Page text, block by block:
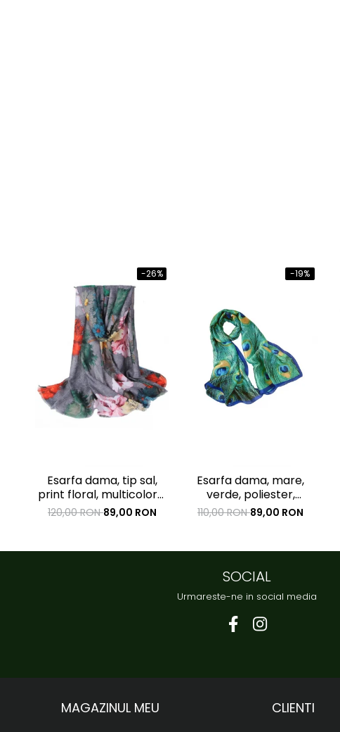
-26%
Esarfa dama, tip sal,
print floral, multicolora,
fond gri, 90 x 180 cm
120,00 RON89,00 RON
-19%
Esarfa dama, mare,
verde, poliester,
imprimeu paun, 1800 x
900mm
110,00 RON89,00 RON
SOCIAL
Urmareste-ne in social media
MAGAZINUL MEU CLIENTI